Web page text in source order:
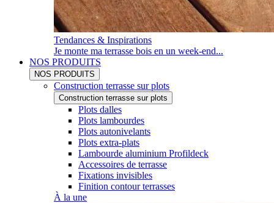
Tendances & Inspirations
Je monte ma terrasse bois en un week-end...
NOS PRODUITS
NOS PRODUITS
Construction terrasse sur plots
Construction terrasse sur plots
Plots dalles
Plots lambourdes
Plots autonivelants
Plots extra-plats
Lambourde aluminium Profildeck
Accessoires de terrasse
Fixations invisibles
Finition contour terrasses
À la une